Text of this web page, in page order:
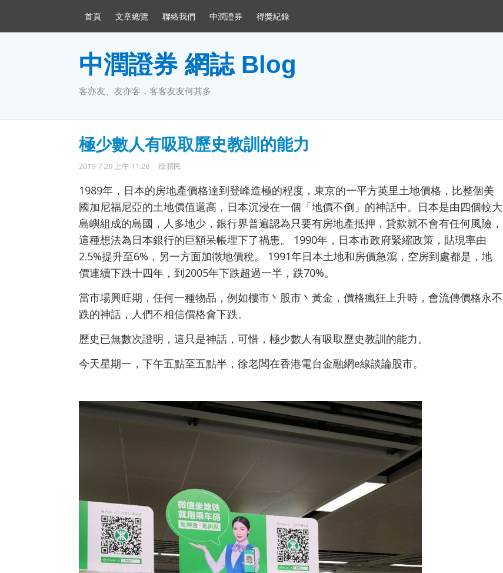
首頁 文章總覽 聯絡我們 中潤證券 得獎紀錄
中潤證券 網誌 Blog
客亦友、友亦客，客客友友何其多
極少數人有吸取歷史教訓的能力
2019-7-29 上午 11:28 徐潤民
1989年，日本的房地產價格達到登峰造極的程度，東京的一平方英里土地價格，比整個美
國加尼福尼亞的土地價值還高，日本沉浸在一個「地價不倒」的神話中。日本是由四個較大
島嶼組成的島國，人多地少，銀行界普遍認為只要有房地產抵押，貸款就不會有任何風險，
這種想法為日本銀行的巨額呆帳埋下了禍患。 1990年，日本市政府緊縮政策，貼現率由
2.5%提升至6%，另一方面加徵地價稅。 1991年日本土地和房價急瀉，空房到處都是，地
價連續下跌十四年，到2005年下跌超過一半，跌70%。
當市場興旺期，任何一種物品 ，例如樓市丶股市丶黃金 ，價格瘋狂上升時，會流傳價格永不
跌的神話，人們不相信價格會下跌。
歷史已無數次證明，這只是神話，可惜，極少數人有吸取歷史教訓的能力。
今天星期一，下午五點至五點半，徐老闆在香港電台金融網e線談論股市。